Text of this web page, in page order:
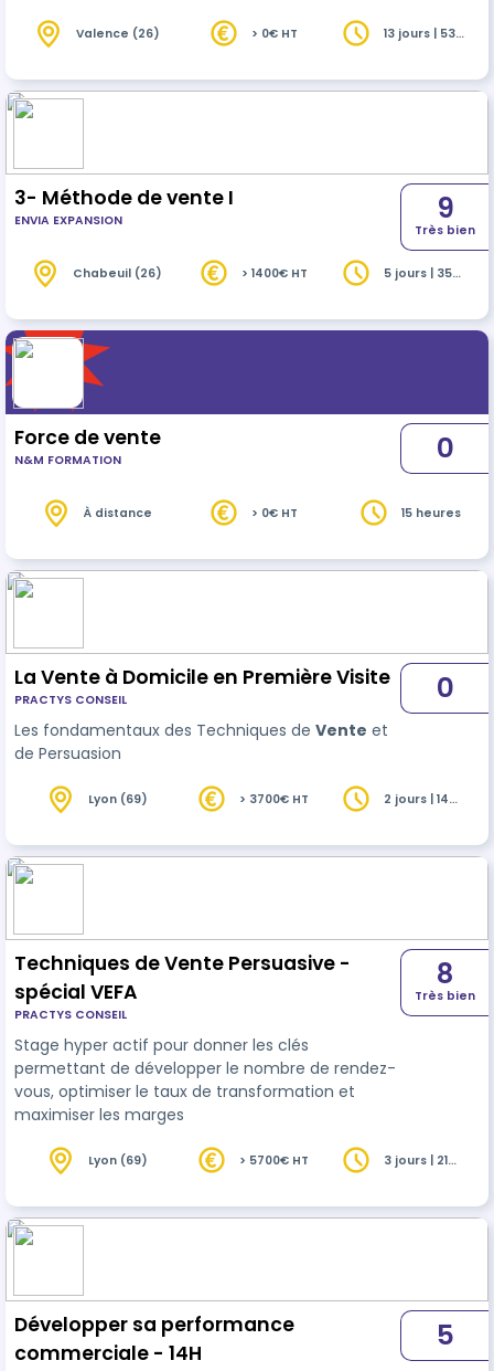
vente
, - permettre, à effort commercial
Une attention particulière est portée aux
prospects et clients peu sollicités, dont la
Valence (26) > 0€ HT
13 jours | 53
3- Méthode de vente I
ENVIA EXPANSION 9
Très bien
Chabeuil (26) > 1400€ HT
5 jours | 35
Force de vente
N&M FORMATION 0
À distance > 0€ HT 15 heures
La Vente à Domicile en Première Visite
PRACTYS CONSEIL
Les fondamentaux des Techniques de Vente et
de Persuasion
0
Lyon (69) > 3700€ HT
2 jours | 14
Techniques de Vente Persuasive -
spécial VEFA
PRACTYS CONSEIL
Stage hyper actif pour donner les clés
permettant de développer le nombre de rendez-
vous, optimiser le taux de transformation et
maximiser les marges
8
Très bien
Lyon (69) > 5700€ HT
3 jours | 21
Développer sa performance
commerciale - 14H
5